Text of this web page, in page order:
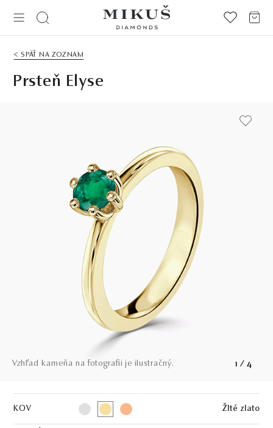
< SPÄŤ NA ZOZNAM
Prsteň Elyse
Vzhľad kameňa na fotografii je ilustračný. 1 / 4
KOV Žlté zlato